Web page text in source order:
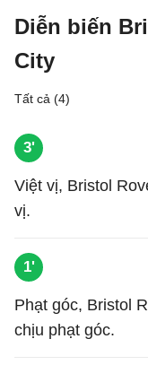
Diễn biến
City
Tất cả (4)
3'
Việt vị, Bristol
vị.
1'
Phạt góc, Bristol
chịu phạt góc.